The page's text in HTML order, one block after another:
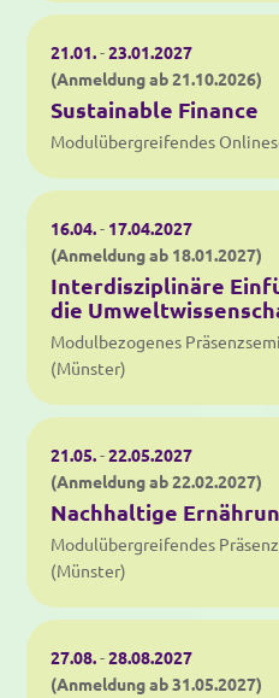
21.01.-23.01.2027
(Anmeldung ab 21.10.2026)
Sustainable Finance
Modulübergreifendes
16.04.- 17.04.2027
(Anmeldung ab 18.01.2027)
Interdisziplinäre
die
Modulbezogenes
(Münster)
21.05.-22.05.2027
(Anmeldung ab 22.02.2027)
Nachhaltige
Modulübergreifendes
(Münster)
27.08.-28.08.2027
(Anmeldung ab 31.05.2027)